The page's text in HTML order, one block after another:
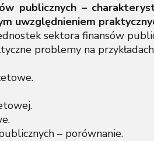
publicznych –
uwzględnieniem
sektora finansów
problemy na
– porównanie.